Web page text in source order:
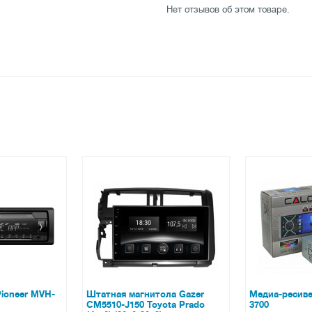
iPod nano 7/6/5
6S Plus, 6, 6 Plus, 5, 5S, 4S, 4,
Нет отзывов об этом товаре.
Gazer
Prado
Медиа-ресивер Calcell CAV-
3700
Штатная
CM6008-